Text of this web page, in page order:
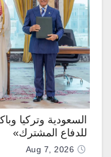
السعودية وتركيا
للدفاع المشترك»
Aug 7, 2026